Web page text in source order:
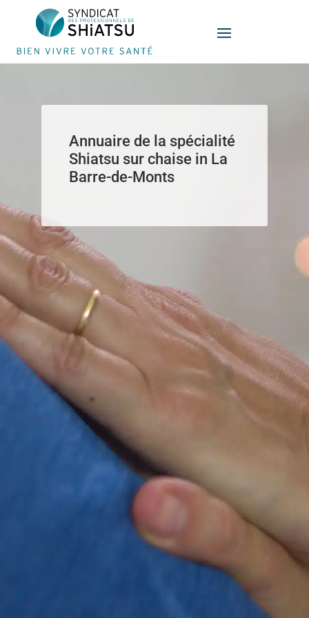
Annuaire de la spécialité
Shiatsu sur chaise in La
Barre-de-Monts
Panneau de gestion des cookies